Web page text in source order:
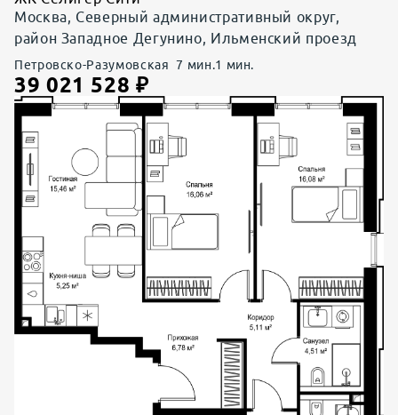
Москва, Северный административный округ,
район Западное Дегунино, Ильменский проезд
Петровско-Разумовская 7 мин.1 мин.
39 021 528 ₽